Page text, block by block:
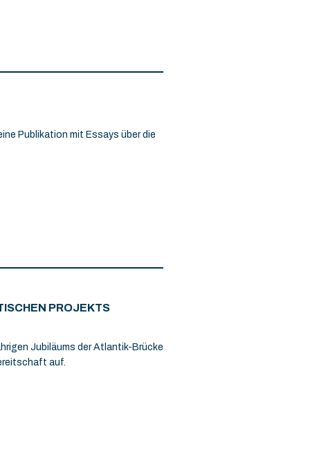
Publikation mit Essays über die
PROJEKTS
Jubiläums der Atlantik-Brücke
auf.